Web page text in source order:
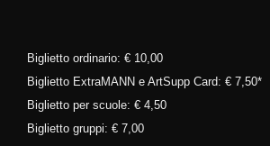
Biglietto ordinario: € 10,00
Biglietto ExtraMANN e ArtSupp Card: € 7,50*
Biglietto per scuole: € 4,50
Biglietto gruppi: € 7,00